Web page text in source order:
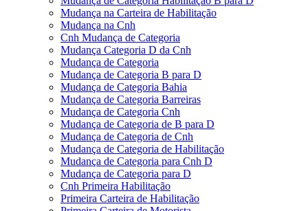
Mudança na Carteira de Habilitação
Mudança na Cnh
Cnh Mudança de Categoria
Mudança Categoria D da Cnh
Mudança de Categoria
Mudança de Categoria B para D
Mudança de Categoria Bahia
Mudança de Categoria Barreiras
Mudança de Categoria Cnh
Mudança de Categoria de B para D
Mudança de Categoria de Cnh
Mudança de Categoria de Habilitação
Mudança de Categoria para Cnh D
Mudança de Categoria para D
Cnh Primeira Habilitação
Primeira Carteira de Habilitação